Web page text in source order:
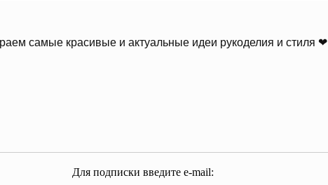
самые красивые и актуальные идеи рукоделия и стиля ❤
Для подписки введите e-mail: